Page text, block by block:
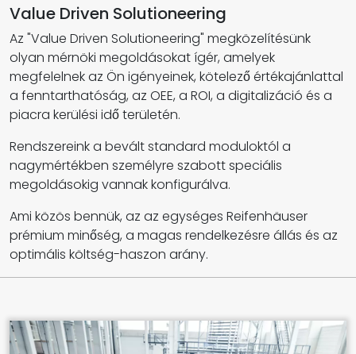
Value Driven Solutioneering
Az "Value Driven Solutioneering" megközelítésünk
olyan mérnöki megoldásokat ígér, amelyek
megfelelnek az Ön igényeinek, kötelező értékajánlattal
a fenntarthatóság, az OEE, a ROI, a digitalizáció és a
piacra kerülési idő területén.
Rendszereink a bevált standard moduloktól a
nagymértékben személyre szabott speciális
megoldásokig vannak konfigurálva.
Ami közös bennük, az az egységes Reifenhäuser
prémium minőség, a magas rendelkezésre állás és az
optimális költség-haszon arány.